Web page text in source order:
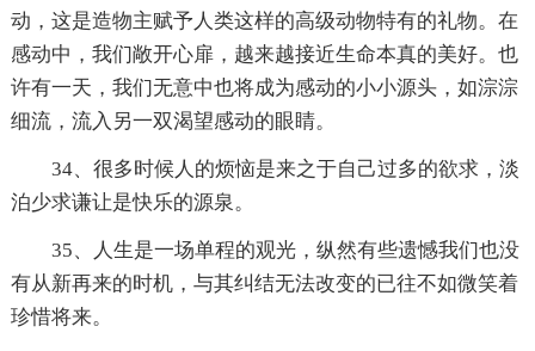
动，这是造物主赋予人类这样的高级动物特有的礼物。在
感动中，我们敞开心扉，越来越接近生命本真的美好。也
许有一天，我们无意中也将成为感动的小小源头，如淙淙
细流，流入另一双渴望感动的眼睛。
34、很多时候人的烦恼是来之于自己过多的欲求，淡
泊少求谦让是快乐的源泉。
35、人生是一场单程的观光，纵然有些遗憾我们也没
有从新再来的时机，与其纠结无法改变的已往不如微笑着
珍惜将来。